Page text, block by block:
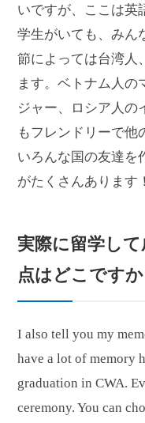
いですが、ここは英
学生がいても、みん
節によっては台湾人
ます。ベトナム人の
ジャー、ロシア人の
もフレンドリーで他
いろんな国の友達を
がたくさんあります！
実際に留学し
点はどこですか
I also tell you my
have a lot of memory
graduation in CWA.
ceremony. You can